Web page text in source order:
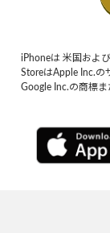
iPhoneは 米国およ
StoreはApple Inc.の
Google Inc.の商標ま